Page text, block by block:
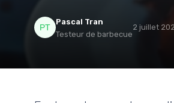
Pascal Tran
Testeur de barbecue
2 juillet